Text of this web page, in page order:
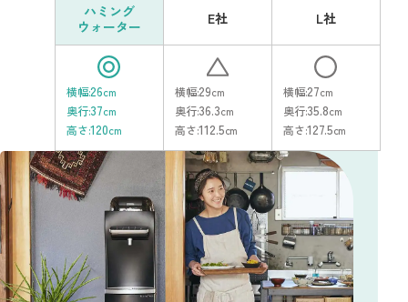
ハミング
ウォーター
E社 L社
◎
横幅:26cm
奥行:37cm
高さ:120cm
△
横幅:29cm
奥行:36.3cm
高さ:112.5cm
○
横幅:27cm
奥行:35.8cm
高さ:127.5cm